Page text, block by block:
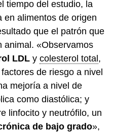
tiempo del estudio, la
en alimentos de origen
que el patrón que
animal. «Observamos
LDL y colesterol total,
de riesgo a nivel
mejoría a nivel de
como diastólica; y
linfocito y neutrófilo, un
de bajo grado»,